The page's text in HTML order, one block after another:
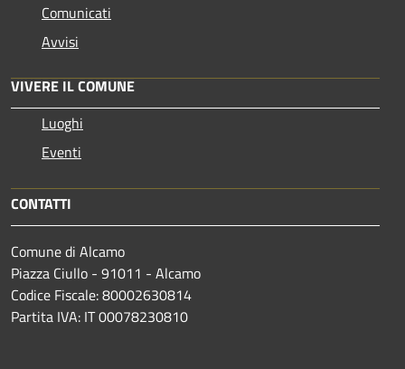
Comunicati
Avvisi
VIVERE IL COMUNE
Luoghi
Eventi
CONTATTI
Comune di Alcamo
Piazza Ciullo - 91011 - Alcamo
Codice Fiscale: 80002630814
Partita IVA: IT 00078230810